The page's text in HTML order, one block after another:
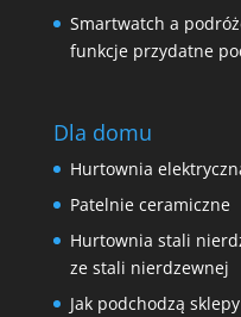
Smartwatch a
funkcje przydatne
Dla domu
Hurtownia
Patelnie ceramiczne
Hurtownia stali
ze stali nierdzewnej
Jak podchodzą